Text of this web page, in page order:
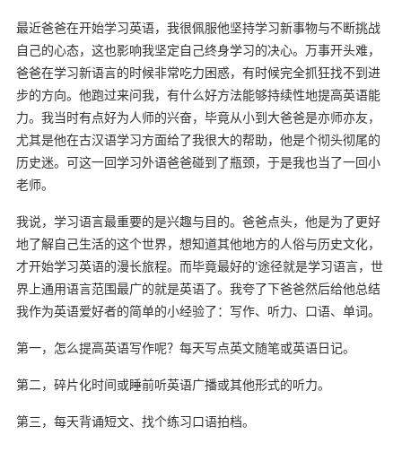
最近爸爸在开始学习英语，我很佩服他坚持学习新事物与不断挑战
自己的心态，这也影响我坚定自己终身学习的决心。万事开头难，
爸爸在学习新语言的时候非常吃力困惑，有时候完全抓狂找不到进
步的方向。他跑过来问我，有什么好方法能够持续性地提高英语能
力。我当时有点好为人师的兴奋，毕竟从小到大爸爸是亦师亦友，
尤其是他在古汉语学习方面给了我很大的帮助，他是个彻头彻尾的
历史迷。可这一回学习外语爸爸碰到了瓶颈，于是我也当了一回小
老师。
我说，学习语言最重要的是兴趣与目的。爸爸点头，他是为了更好
地了解自己生活的这个世界，想知道其他地方的人俗与历史文化，
才开始学习英语的漫长旅程。而毕竟最好的'途径就是学习语言，世
界上通用语言范围最广的就是英语了。我夸了下爸爸然后给他总结
我作为英语爱好者的简单的小经验了：写作、听力、口语、单词。
第一，怎么提高英语写作呢？每天写点英文随笔或英语日记。
第二，碎片化时间或睡前听英语广播或其他形式的听力。
第三，每天背诵短文、找个练习口语拍档。